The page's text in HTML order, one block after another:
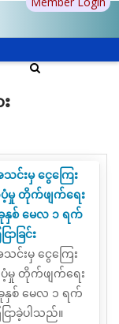
င်းမှ ငွေကြေး
ပံ့မှု တိုက်ဖျက်ရေး
နှစ် မေလ ၁ ရက်
ခြင်း
င်းမှ ငွေကြေး
ပံ့မှု တိုက်ဖျက်ရေး
နှစ် မေလ ၁ ရက်
ြာခဲ့ပါသည်။